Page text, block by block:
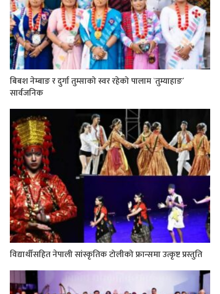
बिबश नेम्बाङ र दुर्गा तुम्साको स्वर रहेको पालाम `तुम्याहाङ´
सार्वजनिक
विद्यार्थीसहित नेपाली सांस्कृतिक टोलीको फ्रान्समा उत्कृष्ट प्रस्तुति